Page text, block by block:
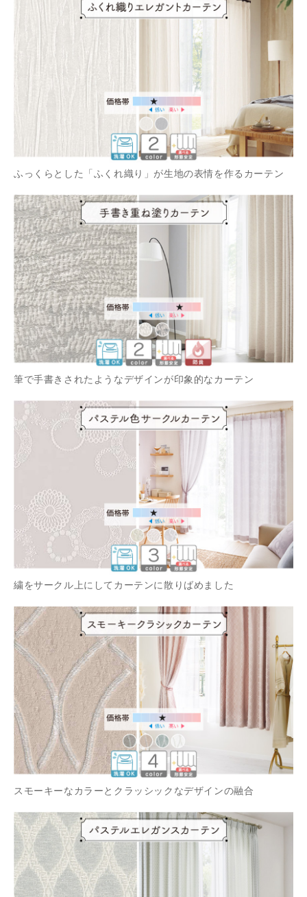
ふっくらとした「ふくれ織り」が生地の表情を作るカーテン
筆で手書きされたようなデザインが印象的なカーテン
繍をサークル上にしてカーテンに散りばめました
スモーキーなカラーとクラッシックなデザインの融合